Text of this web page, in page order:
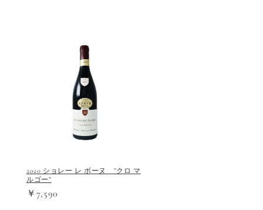
2020 ショレー レ ボーヌ ”クロ マ
ルゴー”
￥7,590